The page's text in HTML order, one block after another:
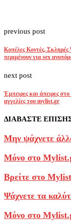
previous post
Κοπέλες Κοντές, Σκληρές
περιμένουν για sex
next post
Έμπειρες και άπειρες στο
αγγελίες του mylist.gr
ΔΙΑΒΑΣΤΕ
Μην ψάχνετε
Μόνο στο
Βρείτε στο
Ψάχνετε τα
Μόνο στο